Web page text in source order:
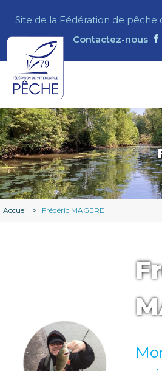
Site de la Fédération de pêche
Contactez-nous
Accueil > Frédéric MAGERE